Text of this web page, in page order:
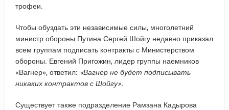
трофеи.
Чтобы обуздать эти независимые силы, многолетний
министр обороны Путина Сергей Шойгу недавно приказал
всем группам подписать контракты с Министерством
обороны. Евгений Пригожин, лидер группы наемников
«Вагнер», ответил: «Вагнер не будет подписывать
никаких контрактов с Шойгу».
Существует также подразделение Рамзана Кадырова